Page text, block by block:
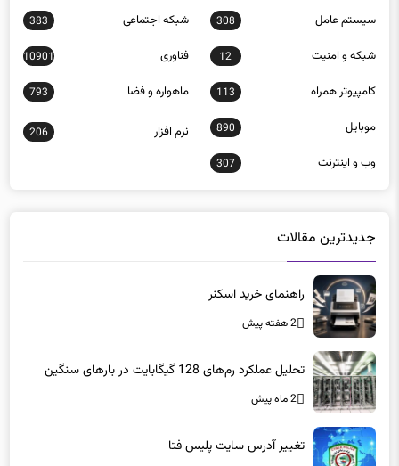
سيستم عامل 308 شبكه اجتماعی 383
شبكه و امنيت 12 فناوری 10901
كامپيوتر همراه 113 ماهواره و فضا 793
موبايل 890 نرم افزار 206
وب و اينترنت 307
جدیدترین مقالات
راهنمای خرید اسکنر
2 هفته پیش
تحلیل عملکرد رم‌های 128 گیگابایت در بارهای سنگین
2 ماه پیش
تغییر آدرس سایت پلیس فتا